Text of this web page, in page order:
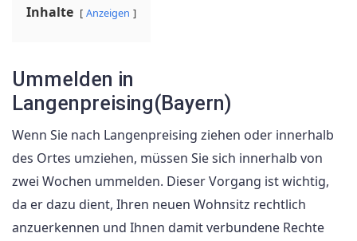
Inhalte Anzeigen
Ummelden in
Langenpreising(Bayern)
Wenn Sie nach Langenpreising ziehen oder innerhalb
des Ortes umziehen, müssen Sie sich innerhalb von
zwei Wochen ummelden. Dieser Vorgang ist wichtig,
da er dazu dient, Ihren neuen Wohnsitz rechtlich
anzuerkennen und Ihnen damit verbundene Rechte